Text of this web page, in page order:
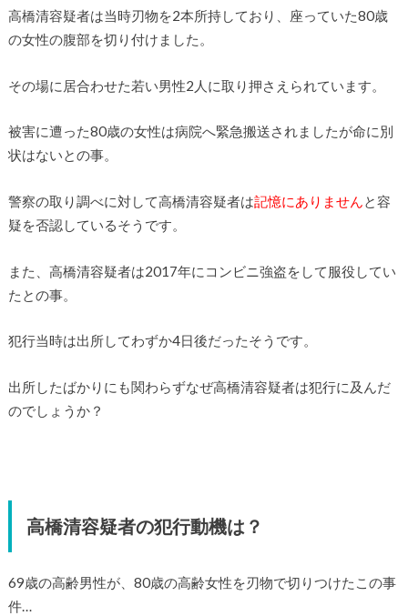
高橋清容疑者は当時刃物を2本所持しており、座っていた80歳
の女性の腹部を切り付けました。
その場に居合わせた若い男性2人に取り押さえられています。
被害に遭った80歳の女性は病院へ緊急搬送されましたが命に別
状はないとの事。
警察の取り調べに対して高橋清容疑者は記憶にありませんと容
疑を否認しているそうです。
また、高橋清容疑者は2017年にコンビニ強盗をして服役してい
たとの事。
犯行当時は出所してわずか4日後だったそうです。
出所したばかりにも関わらずなぜ高橋清容疑者は犯行に及んだ
のでしょうか？
高橋清容疑者の犯行動機は？
69歳の高齢男性が、80歳の高齢女性を刃物で切りつけたこの事
件…